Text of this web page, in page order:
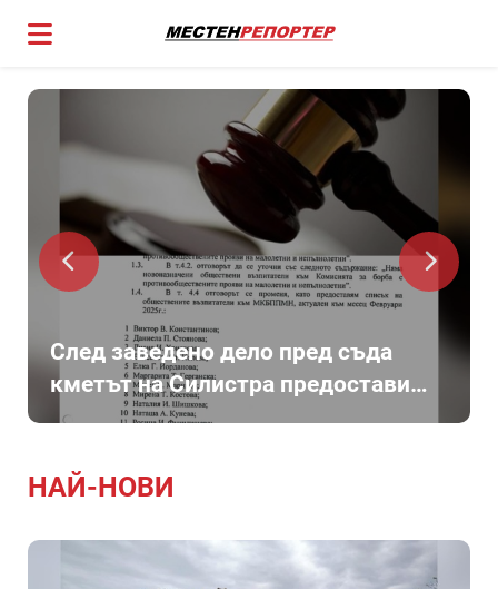
След заведено дело пред съда
кметът на Силистра предостави
списък с имената на обществените
НАЙ-НОВИ